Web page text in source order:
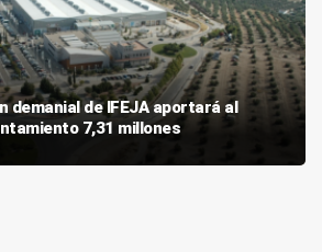
demanial de IFEJA aportará al
7,31 millones